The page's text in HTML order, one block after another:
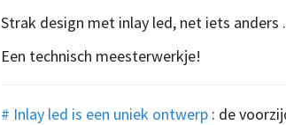
Strak design met inlay led, net iets anders
Een technisch meesterwerkje!
# Inlay led is een uniek ontwerp : de